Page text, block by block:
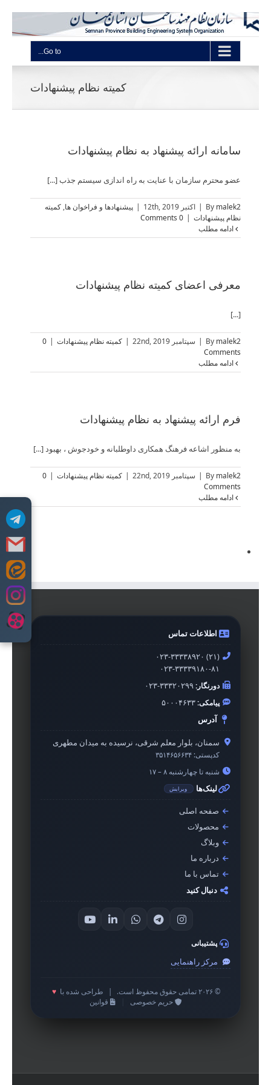
Go to...
کمیته نظام پیشنهادات
سامانه ارائه پیشنهاد به نظام پیشنهادات
عضو محترم سازمان با عنایت به راه اندازی سیستم جذب [...]
By malek2
| اکتبر 12th, 2019 | پیشنهادها و فراخوان ها, کمیته
نظام پیشنهادات |
0 Comments
ادامه مطلب
معرفی اعضای کمیته نظام پیشنهادات
[...]
By malek2
| سپتامبر 22nd, 2019 | کمیته نظام پیشنهادات |
0
Comments
ادامه مطلب
فرم ارائه پیشنهاد به نظام پیشنهادات
به منظور اشاعه فرهنگ همکاری داوطلبانه و خودجوش ، بهبود [...]
By malek2
| سپتامبر 22nd, 2019 | کمیته نظام پیشنهادات |
0
Comments
ادامه مطلب
اطلاعات تماس
۰۲۳-۳۳۳۳۸۹۲۰ (۲۱)
۰۲۳-۳۳۳۳۹۱۸۰-۸۱
دورنگار:۰۲۳-۳۳۳۲۰۲۹۹
پیامکی:۵۰۰۰۴۶۳۳
آدرس
سمنان، بلوار معلم شرقی، نرسیده به میدان مطهری
کدپستی: ۳۵۱۴۶۵۶۶۳۴
شنبه تا چهارشنبه ۸ – ۱۷
لینک‌ها ویرایش
صفحه اصلی
محصولات
وبلاگ
درباره ما
تماس با ما
دنبال کنید
پشتیبانی
مرکز راهنمایی
© ۲۰۲۶ تمامی حقوق محفوظ است. طراحی شده با ♥
حریم خصوصی
قوانین